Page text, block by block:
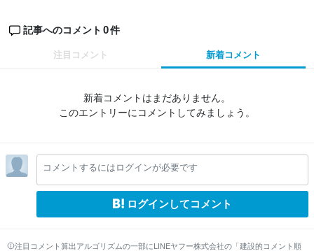
記事へのコメント 0件
注目コメント 新着コメント
新着コメントはまだありません。
このエントリーにコメントしてみましょう。
コメントするにはログインが必要です
ログインしてコメント
注目コメント算出アルゴリズムの一部にLINEヤフー株式会社の「建設的コメント順